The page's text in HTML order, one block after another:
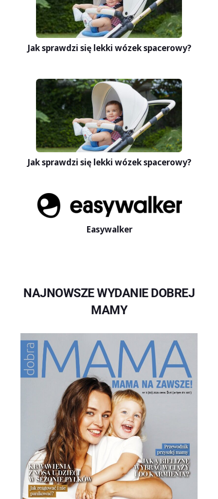
Jak sprawdzi się lekki wózek spacerowy?
Jak sprawdzi się lekki wózek spacerowy?
Easywalker
NAJNOWSZE WYDANIE DOBREJ
MAMY